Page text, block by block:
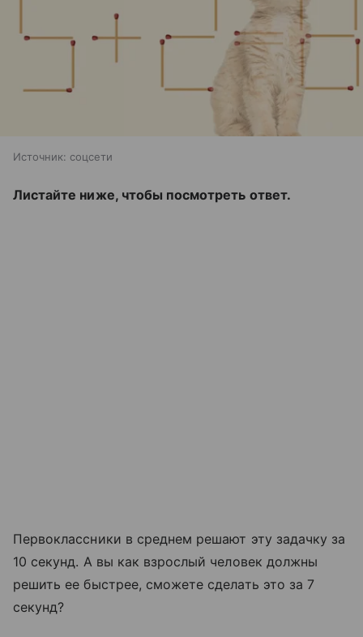
Источник: соцсети
Листайте ниже, чтобы посмотреть ответ.
Первоклассники в среднем решают эту задачку за
10 секунд. А вы как взрослый человек должны
решить ее быстрее, сможете сделать это за 7
секунд?